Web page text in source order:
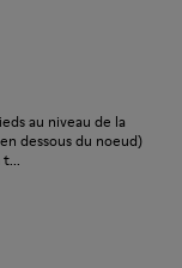
au niveau de la
dessous du noeud)
t...